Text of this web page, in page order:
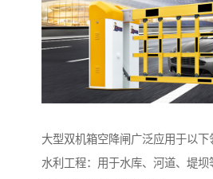
大型双机箱空降闸广泛应用于以下
水利工程：用于水库、河道、堤